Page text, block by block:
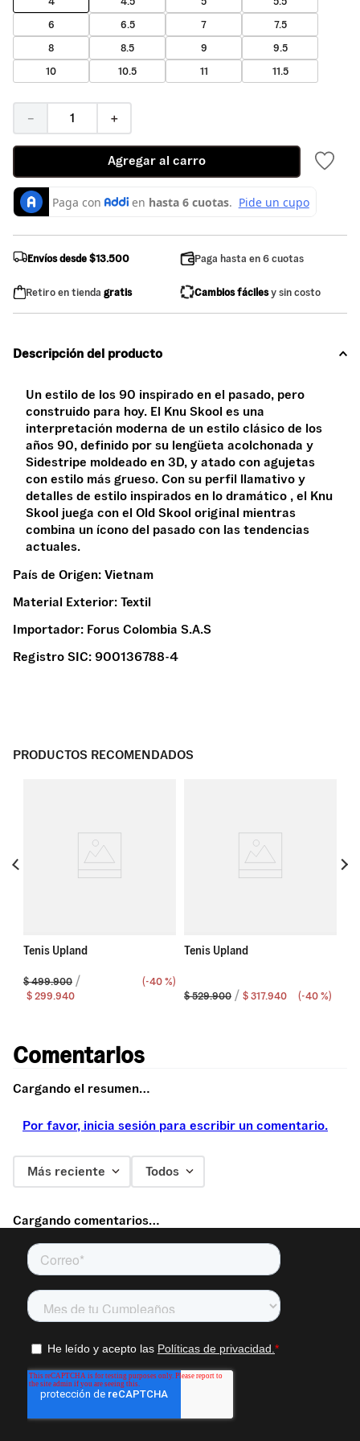
6
6.5 7
7.5
8
8.5 9
9.5
10
10.5 11 11.5
＋
－
Agregar al carro
Envíos desde $13.500 Paga hasta en 6 cuotas
Retiro en tienda gratis Cambios fácilesy sin costo
Descripción del producto
Un estilo de los 90 inspirado en el pasado, pero
construido para hoy. El Knu Skool es una
interpretación moderna de un estilo clásico de los
años 90, definido por su lengüeta acolchonada y
Sidestripe moldeado en 3D, y atado con agujetas
con estilo más grueso. Con su perfil llamativo y
detalles de estilo inspirados en lo dramático , el Knu
Skool juega con el Old Skool original mientras
combina un ícono del pasado con las tendencias
actuales.
País de Origen:Vietnam
Material Exterior:Textil
Importador: Forus Colombia S.A.S
Registro SIC:900136788-4
PRODUCTOS RECOMENDADOS
Tenis Upland
$ 499.900
$ 299.940
(-40 %)
Tenis Upland
$ 529.900 $ 317.940 (-40 %)
Comentarios
Cargando el resumen…
Por favor, inicia sesión para escribir un comentario.
Más reciente Todos
Cargando comentarios…